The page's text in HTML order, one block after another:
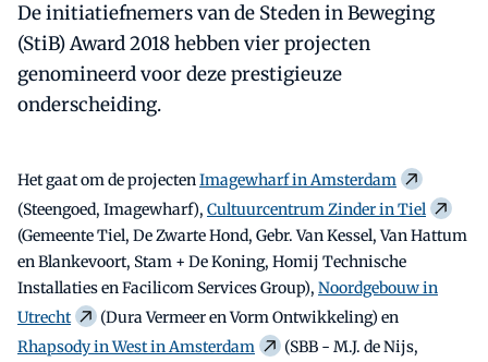
De initiatiefnemers van de Steden in Beweging
(StiB) Award 2018 hebben vier projecten
genomineerd voor deze prestigieuze
onderscheiding.
Het gaat om de projectenImagewharf in Amsterdam
(Steengoed, Imagewharf), Cultuurcentrum Zinder in Tiel
(Gemeente Tiel, De Zwarte Hond, Gebr. Van Kessel, Van Hattum
en Blankevoort, Stam + De Koning, Homij Technische
Installaties en Facilicom Services Group), Noordgebouw in
Utrecht
(Dura Vermeer en Vorm Ontwikkeling) en
Rhapsody in West in Amsterdam
(SBB - M.J. de Nijs,